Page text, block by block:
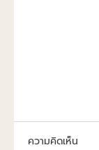
ความคิดเห็น